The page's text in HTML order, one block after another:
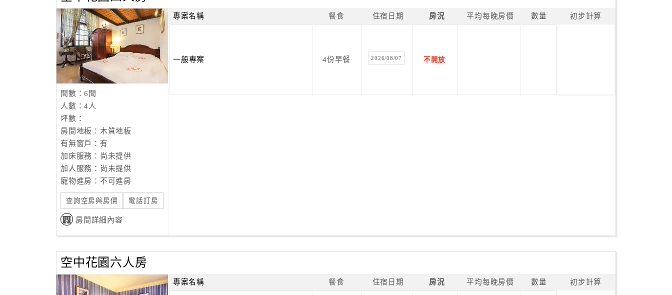
間數：6間
人數：4人
坪數：
房間地板：木質地板
有無窗戶：有
加床服務：尚未提供
加人服務：尚未提供
寵物進房：不可進房
查詢空房與房價 電話訂房
房間詳細內容
專案名稱 餐食 住宿日期 房況 平均每晚房價 數量 初步計算
一般專案 4份早餐 2026/08/07 不開放
空中花園六人房
專案名稱 餐食 住宿日期 房況 平均每晚房價 數量 初步計算